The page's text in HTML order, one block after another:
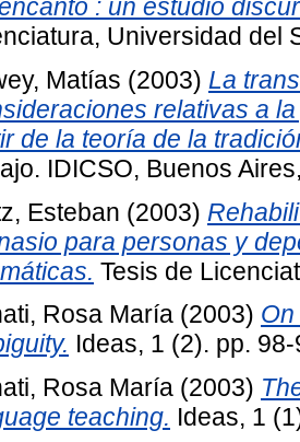
: un estudio
Universidad del
Matías (2003) La
relativas a
de la teoría de la
IDICSO, Buenos
Esteban (2003)
para personas y
Tesis de
Rosa María (2003)
Ideas, 1 (2). pp.
Rosa María (2003)
teaching. Ideas, 1